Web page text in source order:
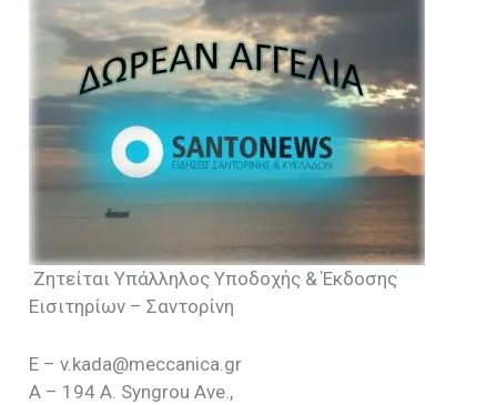
Ζητείται Υπάλληλος Υποδοχής & Έκδοσης
Εισιτηρίων – Σαντορίνη
E – v.kada@meccanica.gr
A – 194 A. Syngrou Ave.,